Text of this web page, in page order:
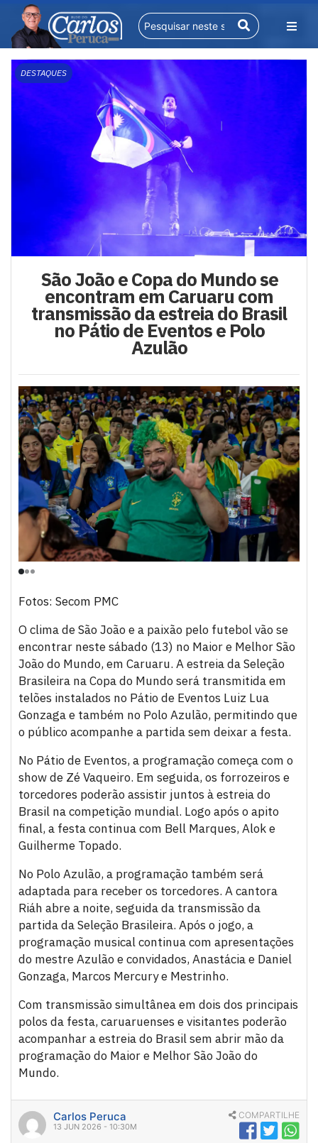
DESTAQUES
São João e Copa do Mundo se
encontram em Caruaru com
transmissão da estreia do Brasil
no Pátio de Eventos e Polo
Azulão
Fotos: Secom PMC
O clima de São João e a paixão pelo futebol vão se
encontrar neste sábado (13) no Maior e Melhor São
João do Mundo, em Caruaru. A estreia da Seleção
Brasileira na Copa do Mundo será transmitida em
telões instalados no Pátio de Eventos Luiz Lua
Gonzaga e também no Polo Azulão, permitindo que
o público acompanhe a partida sem deixar a festa.
No Pátio de Eventos, a programação começa com o
show de Zé Vaqueiro. Em seguida, os forrozeiros e
torcedores poderão assistir juntos à estreia do
Brasil na competição mundial. Logo após o apito
final, a festa continua com Bell Marques, Alok e
Guilherme Topado.
No Polo Azulão, a programação também será
adaptada para receber os torcedores. A cantora
Riáh abre a noite, seguida da transmissão da
partida da Seleção Brasileira. Após o jogo, a
programação musical continua com apresentações
do mestre Azulão e convidados, Anastácia e Daniel
Gonzaga, Marcos Mercury e Mestrinho.
Com transmissão simultânea em dois dos principais
polos da festa, caruaruenses e visitantes poderão
acompanhar a estreia do Brasil sem abrir mão da
programação do Maior e Melhor São João do
Mundo.
Carlos Peruca
13 JUN 2026 - 10:30M
COMPARTILHE